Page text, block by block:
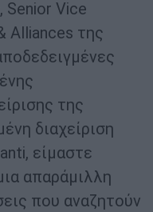
Vice
Alliances της
της
διαχείριση
είμαστε
απαράμιλλη
που αναζητούν